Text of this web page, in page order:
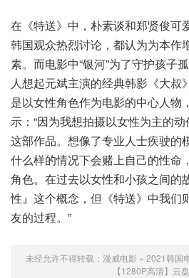
在《特送》中，朴素谈和郑贤俊可
韩国观众热烈讨论，都认为为本作
素。而电影中“银河”为了守护孩子
人想起元斌主演的经典韩影《大叔
是以女性角色作为电影的中心人物
示：“因为我想拍摄以女性为主的
这部作品。想像了专业人士疾驶的
什么样的情况下会赌上自己的性命
角色。在过去以女性和小孩之间的
性』这个概念，但《特送》中我们
友的过程。”
未经允许不得转载： 漫威电影 » 2021韩国
【1280P高清】云